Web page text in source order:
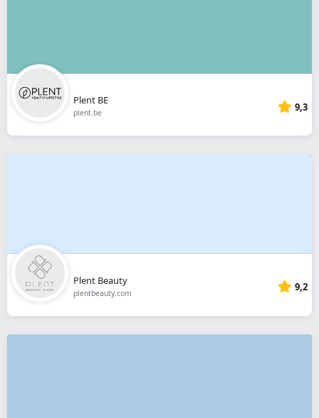
Plent BE
plent.be 9,3
Plent Beauty
plentbeauty.com 9,2